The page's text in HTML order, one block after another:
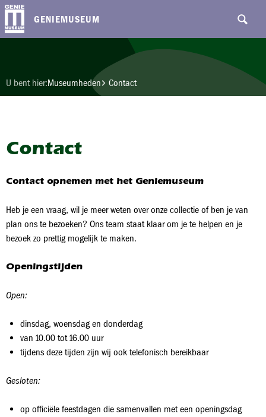
GENIEMUSEUM
U bent hier:Museumheden Contact
Contact
Contact opnemen met het Geniemuseum
Heb je een vraag, wil je meer weten over onze collectie of ben je van
plan ons te bezoeken? Ons team staat klaar om je te helpen en je
bezoek zo prettig mogelijk te maken.
Openingstijden
Open:
dinsdag, woensdag en donderdag
van 10.00 tot 16.00 uur
tijdens deze tijden zijn wij ook telefonisch bereikbaar
Gesloten:
op officiële feestdagen die samenvallen met een openingsdag